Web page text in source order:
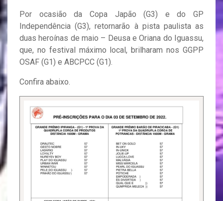
Por ocasião da Copa Japão (G3) e do GP
Independência (G3), retornarão à pista paulista as
duas heroínas de maio – Deusa e Oriana do Iguassu,
que, no festival máximo local, brilharam nos GGPP
OSAF (G1) e ABCPCC (G1).
Confira abaixo.